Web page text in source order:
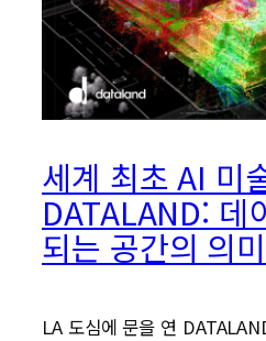
세계 최초 AI 미
DATALAND: 데
되는 공간의 의미
LA 도심에 문을 연